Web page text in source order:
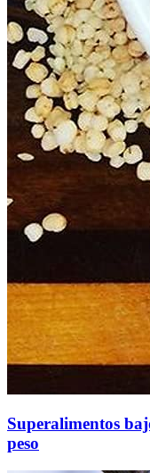
Superalimentos
peso